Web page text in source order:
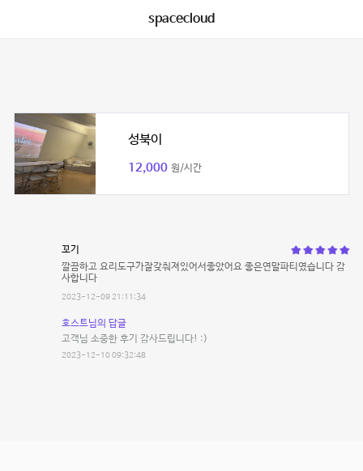
spacecloud
성북이
12,000 원/시간
꼬기
깔끔하고 요리도구가잘갖춰져있어서좋았어요 좋은연말파티였습니다 감
사합니다
2023-12-09 21:11:34
호스트님의 답글
고객님 소중한 후기 감사드립니다! :)
2023-12-10 09:32:48